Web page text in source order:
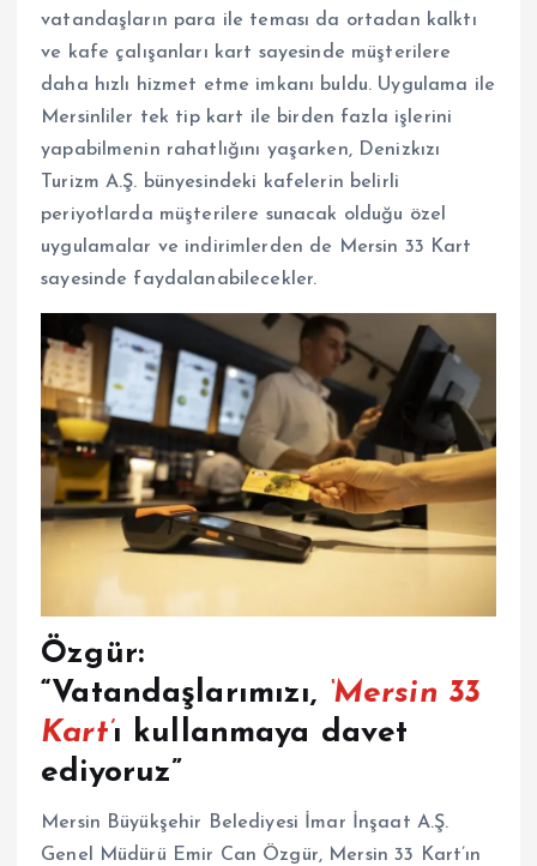
vatandaşların para ile teması da ortadan kalktı
ve kafe çalışanları kart sayesinde müşterilere
daha hızlı hizmet etme imkanı buldu. Uygulama ile
Mersinliler tek tip kart ile birden fazla işlerini
yapabilmenin rahatlığını yaşarken, Denizkızı
Turizm A.Ş. bünyesindeki kafelerin belirli
periyotlarda müşterilere sunacak olduğu özel
uygulamalar ve indirimlerden de
Mersin 33 Kart
sayesinde faydalanabilecekler.
Özgür:
“Vatandaşlarımızı, ‘Mersin 33
Kart’ı kullanmaya davet
ediyoruz”
Mersin Büyükşehir Belediyesi İmar İnşaat A.Ş.
Genel Müdürü Emir Can Özgür, Mersin 33 Kart’ın